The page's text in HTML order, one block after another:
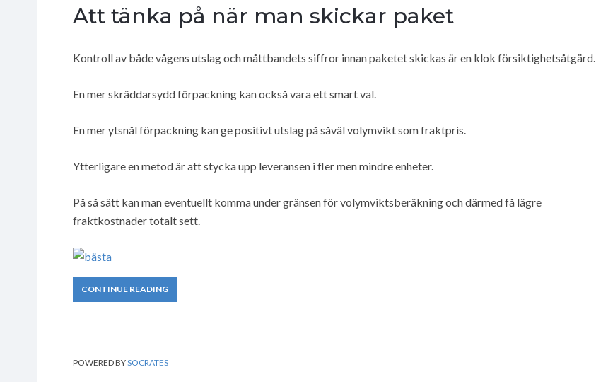
Att tänka på när man skickar paket
Kontroll av både vågens utslag och måttbandets siffror innan paketet skickas är en klok försiktighetsåtgärd.
En mer skräddarsydd förpackning kan också vara ett smart val.
En mer ytsnål förpackning kan ge positivt utslag på såväl volymvikt som fraktpris.
Ytterligare en metod är att stycka upp leveransen i fler men mindre enheter.
På så sätt kan man eventuellt komma under gränsen för volymviktsberäkning och därmed få lägre
fraktkostnader totalt sett.
CONTINUE READING
POWERED BYSOCRATES